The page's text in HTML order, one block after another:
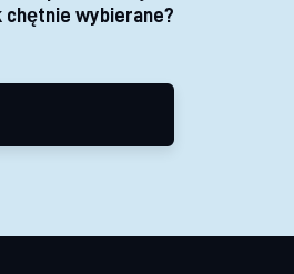
chętnie wybierane?